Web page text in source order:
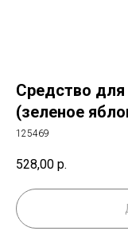
Средство
(зеленое
125469
528,00 р.